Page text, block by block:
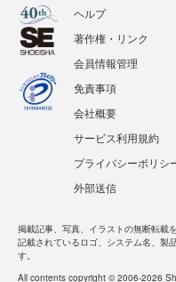
ヘルプ
著作権・リンク
会員情報管理
免責事項
会社概要
サービス利用規約
プライバシーポリシ
外部送信
掲載記事、写真、イラストの無断転載を
記載されているロゴ、システム名、製
す。
All contents copyright © 2006-2026